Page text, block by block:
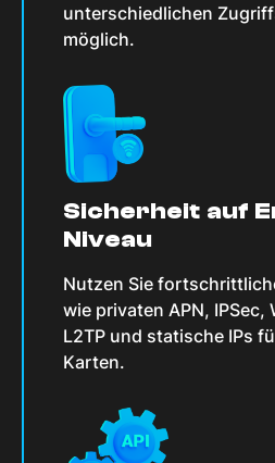
unterschiedlichen
möglich.
Sicherheit auf
Niveau
Nutzen Sie
wie privaten APN, IPSec,
L2TP und statische IPs
Karten.